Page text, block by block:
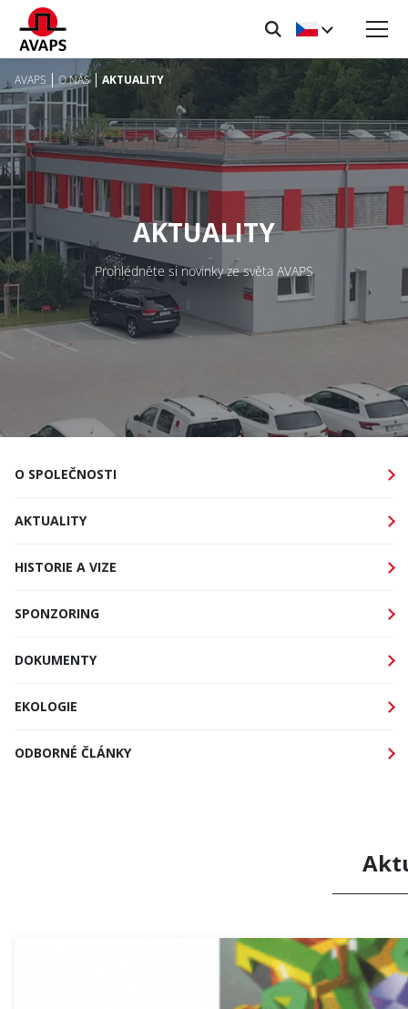
AVAPS O NÁS AKTUALITY
AKTUALITY
Prohlédněte si novinky ze světa AVAPS
O SPOLEČNOSTI
AKTUALITY
HISTORIE A VIZE
SPONZORING
DOKUMENTY
EKOLOGIE
ODBORNÉ ČLÁNKY